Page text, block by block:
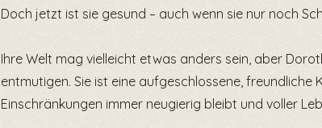
Doch jetzt ist sie gesund – auch wenn sie nur noch
Ihre Welt mag vielleicht etwas anders sein, aber
entmutigen. Sie ist eine aufgeschlossene, freundliche
Einschränkungen immer neugierig bleibt und voller